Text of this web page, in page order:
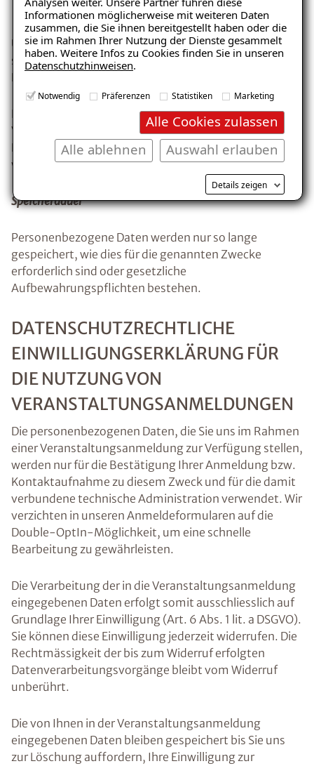
Informationen möglicherweise mit weiteren Daten
zusammen, die Sie ihnen bereitgestellt haben oder die
sie im Rahmen Ihrer Nutzung der Dienste gesammelt
haben. Weitere Infos zu Cookies finden Sie in unseren
Datenschutzhinweisen.
Notwendig Präferenzen Statistiken Marketing
Alle Cookies zulassen
Auswahl erlauben
Alle ablehnen
Details zeigen
(z. B. Meeting‑IDs, IP‑Adressen).
Unser berechtigtes Interesse liegt in der
sachgerechten Organisation, Verwaltung und
Dokumentation von Geschäftsbeziehungen.
Betroffene Personen haben das Recht, der
Verarbeitung auf Grundlage von Art. 6 Abs. 1 lit. f
DSGVO jederzeit gemäß Art. 21 DSGVO zu
widersprechen.
Speicherdauer
Personenbezogene Daten werden nur so lange
gespeichert, wie dies für die genannten Zwecke
erforderlich sind oder gesetzliche
Aufbewahrungspflichten bestehen.
DATENSCHUTZRECHTLICHE
EINWILLIGUNGSERKLÄRUNG FÜR
DIE NUTZUNG VON
VERANSTALTUNGSANMELDUNGEN
Die personenbezogenen Daten, die Sie uns im Rahmen
einer Veranstaltungsanmeldung zur Verfügung stellen,
werden nur für die Bestätigung Ihrer Anmeldung bzw.
Kontaktaufnahme zu diesem Zweck und für die damit
verbundene technische Administration verwendet. Wir
verzichten in unseren Anmeldeformularen auf die
Double-OptIn-Möglichkeit, um eine schnelle
Bearbeitung zu gewährleisten.
Die Verarbeitung der in die Veranstaltungsanmeldung
eingegebenen Daten erfolgt somit ausschliesslich auf
Grundlage Ihrer Einwilligung (Art. 6 Abs. 1 lit. a DSGVO).
Sie können diese Einwilligung jederzeit widerrufen. Die
Rechtmässigkeit der bis zum Widerruf erfolgten
Datenverarbeitungsvorgänge bleibt vom Widerruf
unberührt.
Die von Ihnen in der Veranstaltungsanmeldung
eingegebenen Daten bleiben gespeichert bis Sie uns
zur Löschung auffordern, Ihre Einwilligung zur